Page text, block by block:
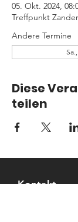
05. Okt. 2024,
Treffpunkt
Andere Termine
Diese
teilen
Kontakt